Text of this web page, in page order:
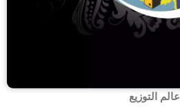
عالم التوزیع